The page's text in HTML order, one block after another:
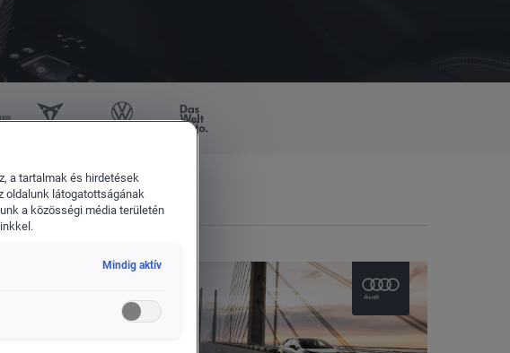
Haszonjárművek
a tartalmak és hirdetések
oldalunk látogatottságának
a közösségi média területén
Mindig aktív